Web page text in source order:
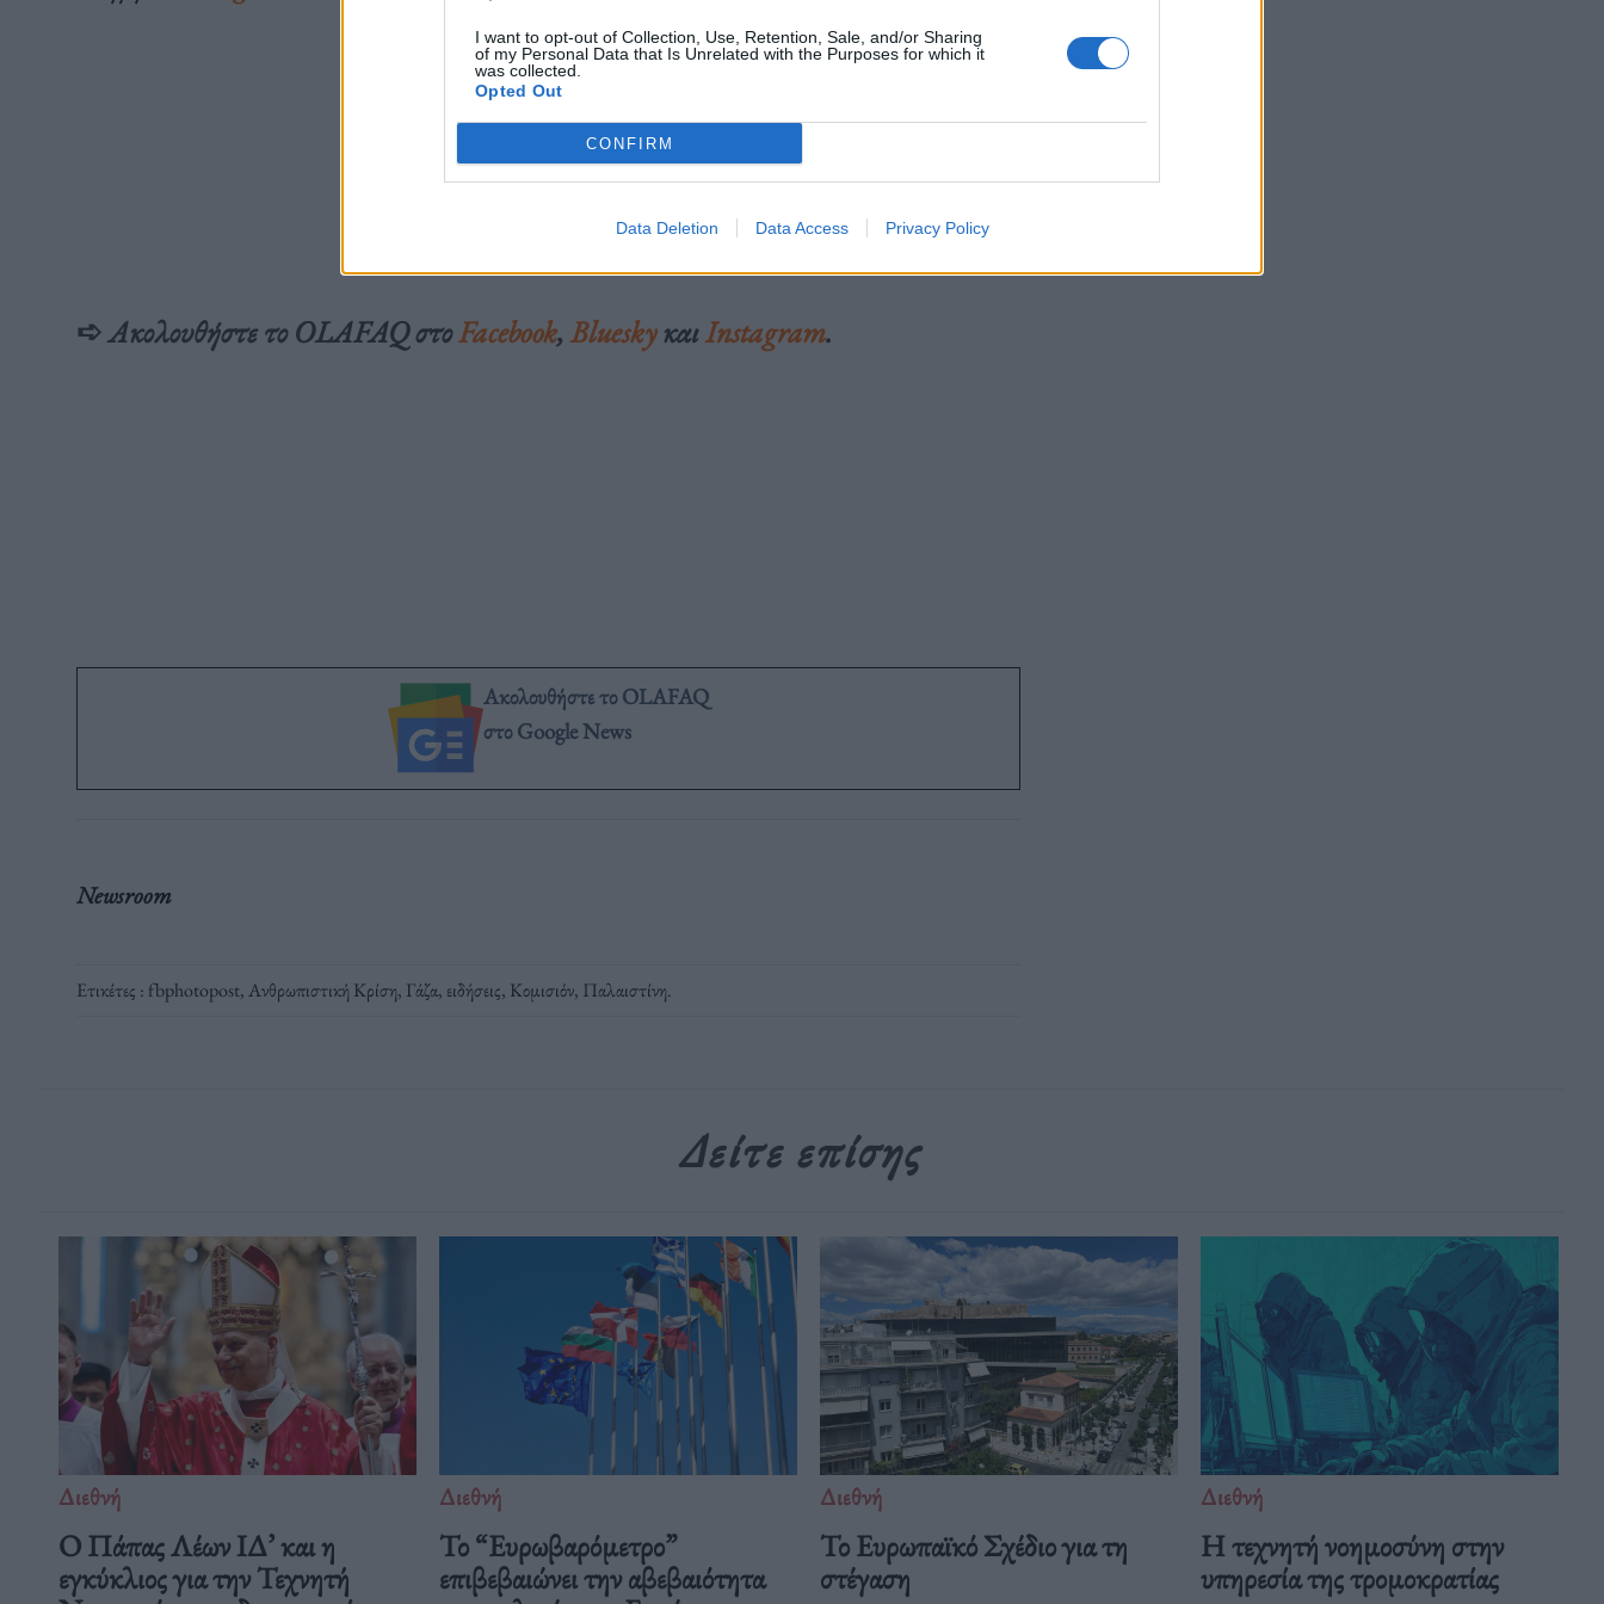
I want to opt-out of Collection, Use, Retention, Sale, and/or Sharing
of my Personal Data that Is Unrelated with the Purposes for which it
was collected.
Opted Out
CONFIRM
Data Deletion Data Access Privacy Policy
➪Ακολουθήστε το OLAFAQ στοFacebook,Bluesky καιInstagram.
Ακολουθήστε το OLAFAQ
στο Google News
Newsroom
Ετικέτες : fbphotopost,Ανθρωπιστική Κρίση, Γάζα, ειδήσεις, Κομισιόν, Παλαιστίνη.
Δείτε επίσης
Διεθνή
Ο Πάπας Λέων ΙΔ’ και η
εγκύκλιος για την Τεχνητή
Διεθνή
Το “Ευρωβαρόμετρο”
επιβεβαιώνει την αβεβαιότητα
Διεθνή
Το Ευρωπαϊκό Σχέδιο για τη
στέγαση
Διεθνή
Η τεχνητή νοημοσύνη στην
υπηρεσία της τρομοκρατίας